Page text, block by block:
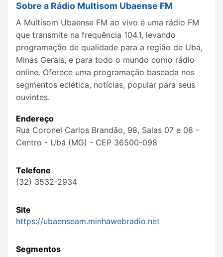
Sobre a Rádio Multisom Ubaense FM
A Multisom Ubaense FM ao vivo é uma rádio FM
que transmite na frequência 104.1, levando
programação de qualidade para a região de Ubá,
Minas Gerais, e para todo o mundo como rádio
online. Oferece uma programação baseada nos
segmentos eclética, notícias, popular para seus
ouvintes.
Endereço
Rua Coronel Carlos Brandão, 98, Salas 07 e 08 -
Centro - Ubá (MG) - CEP 36500-098
Telefone
(32) 3532-2934
Site
https://ubaenseam.minhawebradio.net
Segmentos